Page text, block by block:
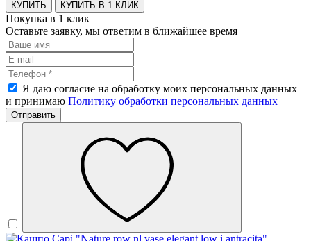
КУПИТЬ В 1 КЛИК
Покупка в 1 клик
Оставьте заявку, мы ответим в ближайшее время
Я даю согласие на обработку моих персональных данных
и принимаю Политику обработки персональных данных
Отправить